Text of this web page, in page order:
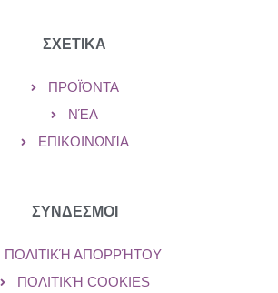
ΣΧΕΤΙΚΑ
ΠΡΟΪΌΝΤΑ
ΝΈΑ
ΕΠΙΚΟΙΝΩΝΊΑ
ΣΥΝΔΕΣΜΟΙ
ΠΟΛΙΤΙΚΉ ΑΠΟΡΡΉΤΟΥ
ΠΟΛΙΤΙΚΉ COOKIES